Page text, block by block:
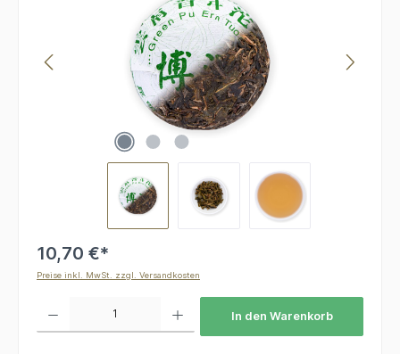
10,70 €*
Preise inkl. MwSt. zzgl. Versandkosten
In den Warenkorb